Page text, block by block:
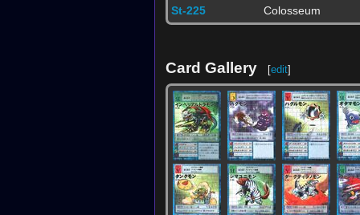
St-225
Colosseum
Card Gallery [edit]